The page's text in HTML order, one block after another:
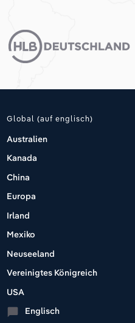
Global (auf englisch)
Australien
Kanada
China
Europa
Irland
Mexiko
Neuseeland
Vereinigtes Königreich
USA
chat_bubble Englisch